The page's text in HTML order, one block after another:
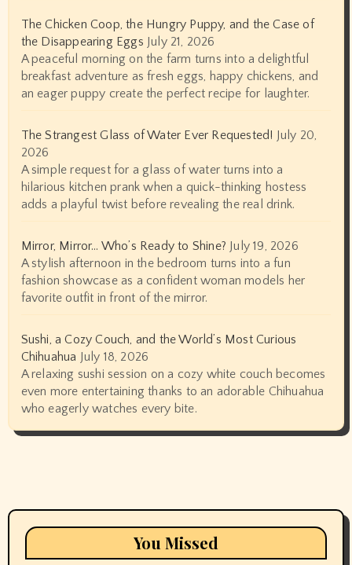
The Chicken Coop, the Hungry Puppy, and the Case of
the Disappearing Eggs July 21, 2026
A peaceful morning on the farm turns into a delightful
breakfast adventure as fresh eggs, happy chickens, and
an eager puppy create the perfect recipe for laughter.
The Strangest Glass of Water Ever Requested! July 20,
2026
A simple request for a glass of water turns into a
hilarious kitchen prank when a quick-thinking hostess
adds a playful twist before revealing the real drink.
Mirror, Mirror… Who’s Ready to Shine? July 19, 2026
A stylish afternoon in the bedroom turns into a fun
fashion showcase as a confident woman models her
favorite outfit in front of the mirror.
Sushi, a Cozy Couch, and the World’s Most Curious
Chihuahua July 18, 2026
A relaxing sushi session on a cozy white couch becomes
even more entertaining thanks to an adorable Chihuahua
who eagerly watches every bite.
You Missed